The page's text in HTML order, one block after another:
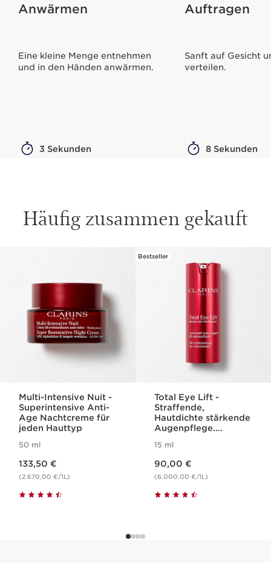
Anwärmen
Eine kleine Menge entnehmen
und in den Händen anwärmen.
3 Sekunden
Auftragen
Sanft auf Gesicht
verteilen.
8 Sekunden
Häufig zusammen gekauft
Multi-Intensive Nuit -
Superintensive Anti-
Age Nachtcreme für
jeden Hauttyp
50 ml
133,50 €
(2.670,00 €/1L)
Bestseller
Total Eye Lift -
Straffende,
Hautdichte stärkende
Augenpflege.
15 ml
90,00 €
(6.000,00 €/1L)